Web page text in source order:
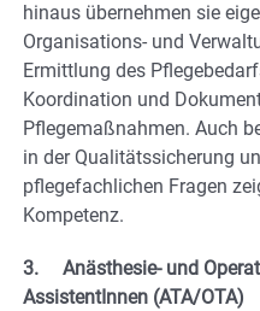
hinaus übernehmen sie
Organisations- und
Ermittlung des
Koordination und
Pflegemaßnahmen. Auch
in der Qualitätssicherung
pflegefachlichen Fragen
Kompetenz.
3. Anästhesie- und
AssistentInnen (ATA/OTA)